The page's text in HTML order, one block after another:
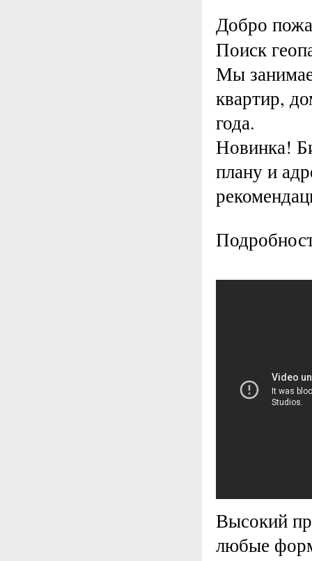
Добро
Поиск
Мы
квартир,
года.
Новинка!
плану и
Высокий
любые